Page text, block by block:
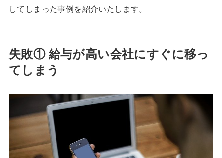
してしまった事例を紹介いたします。
失敗① 給与が高い会社にすぐに移っ
てしまう